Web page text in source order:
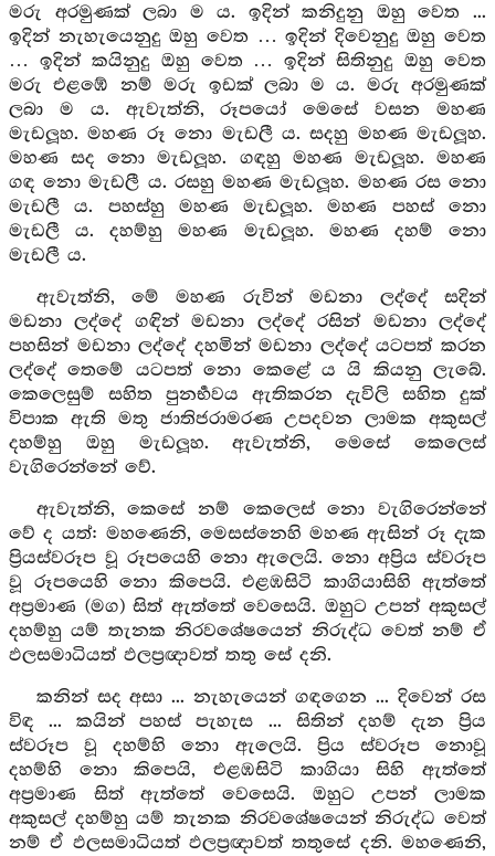
මරු අරමුණක් ලබා ම ය. ඉදින් කනිදුනු ඔහු වෙත ...
ඉදින් නැහැයෙනුදු ඔහු වෙත … ඉදින් දිවෙනුදු ඔහු වෙත
… ඉදින් කයිනුදු ඔහු වෙත … ඉදින් සිතිනුදු ඔහු වෙත
මරු එළඹේ නම් මරු ඉඩක් ලබා ම ය. මරු අරමුණක්
ලබා ම ය. ඇවැත්නි, රූපයෝ මෙසේ වසන මහණ
මැඩලූහ. මහණ රූ නො මැඩලී ය. සදහු මහණ මැඩලූහ.
මහණ සද නො මැඩලූහ. ගඳහු මහණ මැඩලූහ. මහණ
ගඳ නො මැඩලී ය. රසහු මහණ මැඩලූහ. මහණ රස නො
මැඩලී ය. පහස්හු මහණ මැඩලූහ. මහණ පහස් නො
මැඩලී ය. දහම්හු මහණ මැඩලූහ. මහණ දහම් නො
මැඩලී ය.
ඇවැත්නි, මේ මහණ රුවින් මඩනා ලද්දේ සදින්
මඩනා ලද්දේ ගඳින් මඩනා ලද්දේ රසින් මඩනා ලද්දේ
පහසින් මඩනා ලද්දේ දහමින් මඩනා ලද්දේ යටපත් කරන
ලද්දේ තෙමේ යටපත් නො කෙළේ ය යි කියනු ලැබේ.
කෙලෙසුම් සහිත පුනර්‍භවය ඇතිකරන දැවිලි සහිත දුක්
විපාක ඇති මතු ජාතිජරාමරණ උපදවන ලාමක අකුසල්
දහම්හු ඔහු මැඩලූහ. ඇවැත්නි, මෙසේ කෙලෙස්
වැගිරෙන්නේ වේ.
ඇවැත්නි, කෙසේ නම් කෙලෙස් නො වැගිරෙන්නේ
වේ ද යත්: මහණෙනි, මෙසස්නෙහි මහණ ඇසින් රූ දැක
ප්‍රියස්වරූප වූ රූපයෙහි නො ඇලෙයි. නො අප්‍රිය ස්වරූප
වූ රූපයෙහි නො කිපෙයි. එළඹසිටි කාගියාසිහි ඇත්තේ
අප්‍රමාණ (මග) සිත් ඇත්තේ වෙසෙයි. ඔහුට උපන් අකුසල්
දහම්හු යම් තැනක නිරවශේෂයෙන් නිරුද්ධ වෙත් නම් ඒ
ඵලසමාධියත් ඵලප්‍රඥාවත් තතු සේ දනි.
කනින් සද අසා ... නැහැයෙන් ගඳගෙන ... දිවෙන් රස
විඳ ... කයින් පහස් පැහැස ... සිතින් දහම් දැන ප්‍රිය
ස්වරූප වූ දහම්හි නො ඇලෙයි. ප්‍රිය ස්වරූප නොවූ
දහම්හි නො කිපෙයි, එළඹසිටි කාගියා සිහි ඇත්තේ
අප්‍රමාණ සිත් ඇත්තේ වෙසෙයි. ඔහුට උපන් ලාමක
අකුසල් දහම්හු යම් තැනක නිරවශේෂයෙන් නිරුද්ධ වෙත්
නම් ඒ ඵලසමාධියත් ඵලප්‍රඥාවත් තතුසේ දනි. මහණෙනි,